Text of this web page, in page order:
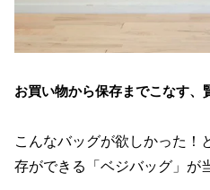
お買い物から保存までこなす、
こんなバッグが欲しかった！
存ができる「ベジバッグ」が